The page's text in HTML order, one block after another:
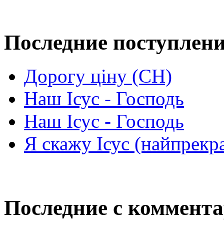
Последние
Дорогу ціну (СН)
Наш Ісус - Господь
Наш Ісус - Господь
Я скажу Ісус
Последние с